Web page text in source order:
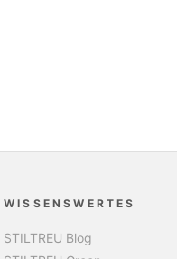
WISSENSWERTES
STILTREU Blog